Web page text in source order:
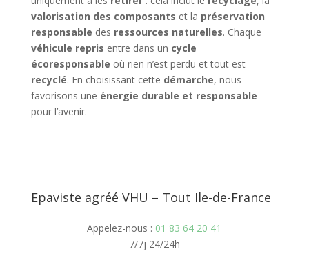
valorisation des composants et la préservation
responsable des ressources naturelles. Chaque
véhicule repris entre dans un cycle
écoresponsable où rien n’est perdu et tout est
recyclé. En choisissant cette démarche, nous
favorisons une énergie durable et responsable
pour l’avenir.
Epaviste agréé VHU – Tout Ile-de-France
Appelez-nous : 01 83 64 20 41
7/7j 24/24h